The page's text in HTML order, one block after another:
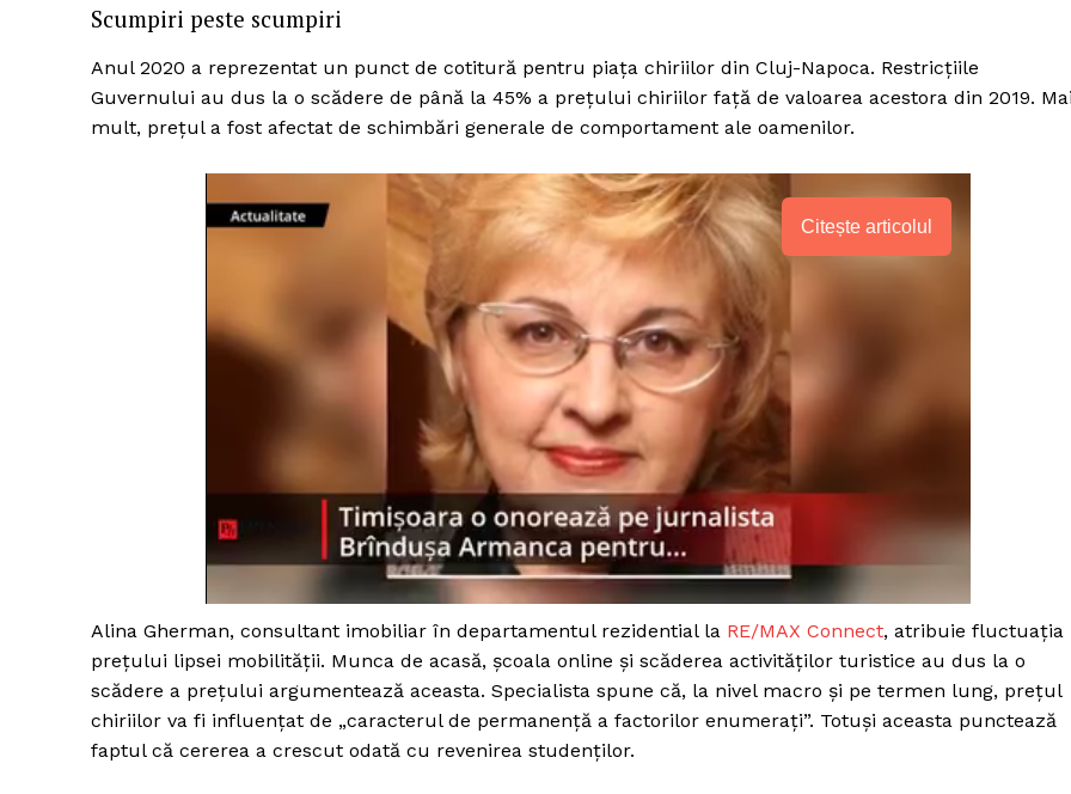
Scumpiri peste scumpiri
Anul 2020 a reprezentat un punct de cotitură pentru piața chiriilor din Cluj-Napoca. Restricțiile
Guvernului au dus la o scădere de până la 45% a prețului chiriilor față de valoarea acestora din 2019.
mult, prețul a fost afectat de schimbări generale de comportament ale oamenilor.
Citește articolul
Alina Gherman, consultant imobiliar în departamentul rezidential la RE/MAX Connect, atribuie fluctuația
prețului lipsei mobilității. Munca de acasă, școala online și scăderea activităților turistice au dus la o
scădere a prețului argumentează aceasta. Specialista spune că, la nivel macro și pe termen lung, prețul
chiriilor va fi influențat de „caracterul de permanență a factorilor enumerați”. Totuși aceasta punctează
faptul că cererea a crescut odată cu revenirea studenților.